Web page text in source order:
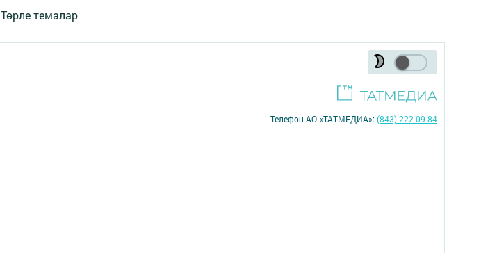
Төрле темалар
Телефон АО «ТАТМЕДИА»:(843) 222 09 84